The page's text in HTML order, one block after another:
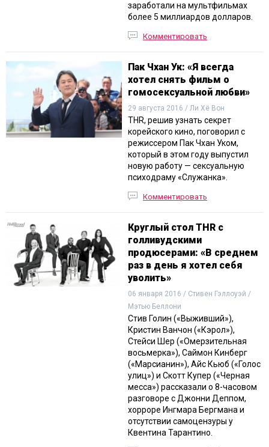
заработали на мультфильмах
более 5 миллиардов долларов.
Комментировать
Пак Чхан Ук: «Я всегда
хотел снять фильм о
гомосексуальной любви»
29 августа 2016 / Ли Хё Вон
THR, решив узнать секрет
корейского кино, поговорил с
режиссером Пак Чхан Уком,
который в этом году выпустил
новую работу — сексуальную
психодраму «Служанка».
Комментировать
Круглый стол THR с
голливудскими
продюсерами: «В среднем
раз в день я хотел себя
уволить»
06 января 2016 / Стивен Гэллоуэй /
Мэтью Беллони
Стив Голин («Выживший»),
Кристин Ванчон («Кэрол»),
Стейси Шер («Омерзительная
восьмерка»), Саймон Кинберг
(«Марсианин»), Айс Кьюб («Голос
улиц») и Скотт Купер («Черная
месса») рассказали о 8-часовом
разговоре с Джонни Деппом,
хорроре Ингмара Бергмана и
отсутствии самоцензуры у
Квентина Тарантино.